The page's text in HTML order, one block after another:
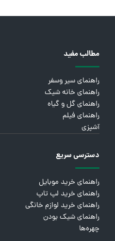
مطالب مفید
راهنمای سیر وسفر
راهنمای خانه شیک
راهنمای گل و گیاه
راهنمای فیلم
آشپزی
دسترسی سریع
راهنمای خرید موبایل
راهنمای خرید لپ تاپ
راهنمای خرید لوازم خانگی
راهنمای شیک بودن
چهره‌ها